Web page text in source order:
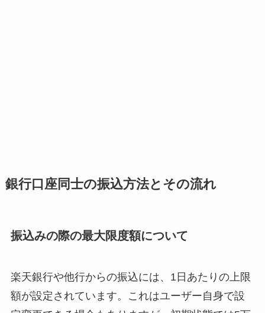
銀行口座同士の振込方法とその流れ
振込みの際の最大限度額について
楽天銀行や他行からの振込には、1日あたりの上限
額が設定されています。これはユーザー自身で設